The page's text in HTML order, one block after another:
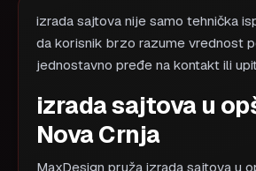
izrada sajtova nije samo tehnička
da korisnik brzo razume vrednost
jednostavno pređe na kontakt ili
izrada sajtova u
Nova Crnja